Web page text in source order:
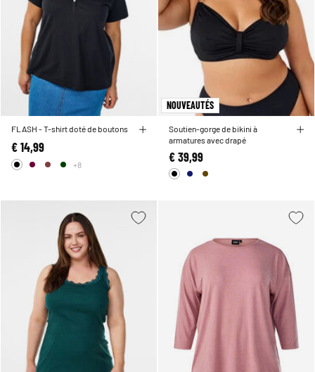
FLASH - T-shirt doté de boutons
€ 14,99
+8
NOUVEAUTÉS
Soutien-gorge de bikini à
armatures avec drapé
€ 39,99